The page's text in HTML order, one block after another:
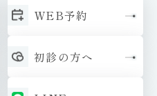
WEB予約
初診の方へ